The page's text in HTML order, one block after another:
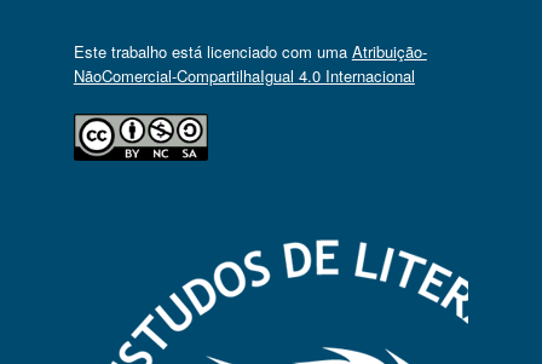
Este trabalho está licenciado com uma Atribuição-
NãoComercial-CompartilhaIgual 4.0 Internacional